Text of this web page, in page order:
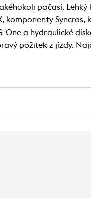
počasí. Lehký
komponenty Syncros,
One a hydraulické
požitek z jízdy.